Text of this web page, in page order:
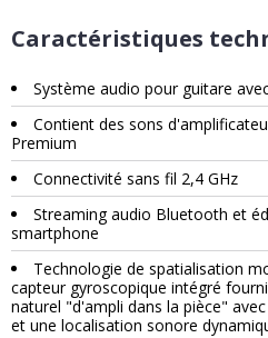
Caractéristiques
Système audio pour guitare
Contient des sons
Premium
Connectivité sans fil 2,4 GHz
Streaming audio Bluetooth et
smartphone
Technologie de spatialisation
capteur gyroscopique intégré
naturel "d'ampli dans la pièce"
et une localisation sonore